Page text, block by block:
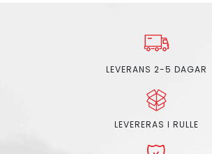
LEVERANS 2-5 DAGAR
LEVERERAS I RULLE